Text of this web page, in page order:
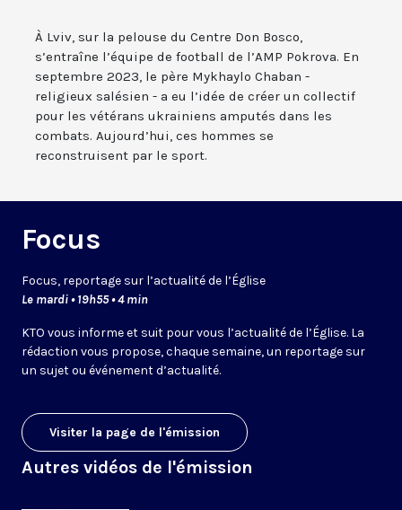
À Lviv, sur la pelouse du Centre Don Bosco,
s’entraîne l’équipe de football de l’AMP Pokrova. En
septembre 2023, le père Mykhaylo Chaban -
religieux salésien - a eu l’idée de créer un collectif
pour les vétérans ukrainiens amputés dans les
combats. Aujourd’hui, ces hommes se
reconstruisent par le sport.
Focus
Focus, reportage sur l’actualité de l’Église
Le mardi • 19h55 • 4 min
KTO vous informe et suit pour vous l’actualité de l’Église. La
rédaction vous propose, chaque semaine, un reportage sur
un sujet ou événement d’actualité.
Visiter la page de l'émission
Autres vidéos de l'émission